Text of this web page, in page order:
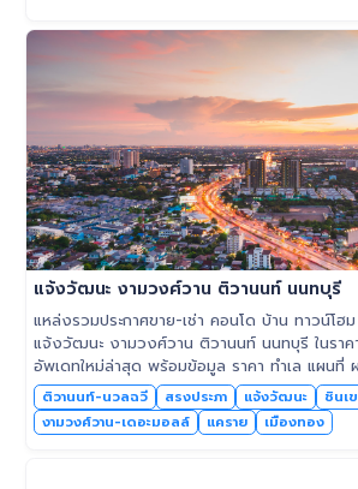
แจ้งวัฒนะ งามวงศ์วาน ติวานนท์ นนทบุรี
แหล่งรวมประกาศขาย-เช่า คอนโด บ้าน ทาวน์โฮ
แจ้งวัฒนะ งามวงศ์วาน ติวานนท์ นนทบุรี ในรา
อัพเดทใหม่ล่าสุด พร้อมข้อมูล ราคา ทำเล แผนที่
ติวานนท์-นวลฉวี สรงประภา แจ้งวัฒนะ
ชินเ
งามวงศ์วาน-เดอะมอลล์
แคราย เมืองทอง